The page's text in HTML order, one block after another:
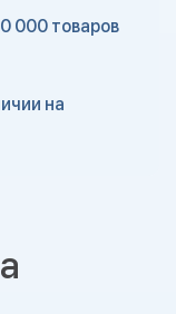
000 товаров
на